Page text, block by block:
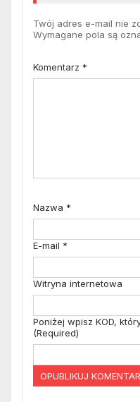
Twój adres e-mail nie
Wymagane pola są
Komentarz *
Nazwa *
E-mail *
Witryna internetowa
Poniżej wpisz KOD,
(Required)